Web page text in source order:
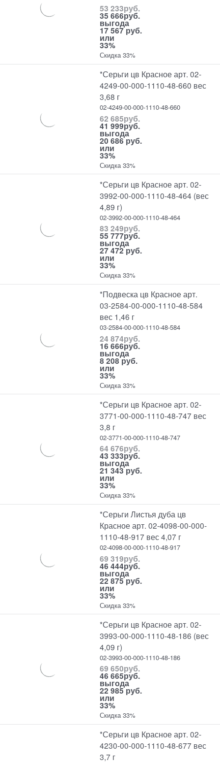
53 233руб.
35 666руб.
выгода
17 567 руб.
или
33%
Скидка 33%
*Серьги цв Красное арт. 02-
4249-00-000-1110-48-660 вес
3,68 г
02-4249-00-000-1110-48-660
62 685руб.
41 999руб.
выгода
20 686 руб.
или
33%
Скидка 33%
*Серьги цв Красное арт. 02-
3992-00-000-1110-48-464 (вес
4,89 г)
02-3992-00-000-1110-48-464
83 249руб.
55 777руб.
выгода
27 472 руб.
или
33%
Скидка 33%
*Подвеска цв Красное арт.
03-2584-00-000-1110-48-584
вес 1,46 г
03-2584-00-000-1110-48-584
24 874руб.
16 666руб.
выгода
8 208 руб.
или
33%
Скидка 33%
*Серьги цв Красное арт. 02-
3771-00-000-1110-48-747 вес
3,8 г
02-3771-00-000-1110-48-747
64 676руб.
43 333руб.
выгода
21 343 руб.
или
33%
Скидка 33%
*Серьги Листья дуба цв
Красное арт. 02-4098-00-000-
1110-48-917 вес 4,07 г
02-4098-00-000-1110-48-917
69 319руб.
46 444руб.
выгода
22 875 руб.
или
33%
Скидка 33%
*Серьги цв Красное арт. 02-
3993-00-000-1110-48-186 (вес
4,09 г)
02-3993-00-000-1110-48-186
69 650руб.
46 665руб.
выгода
22 985 руб.
или
33%
Скидка 33%
*Серьги цв Красное арт. 02-
4230-00-000-1110-48-677 вес
3,7 г